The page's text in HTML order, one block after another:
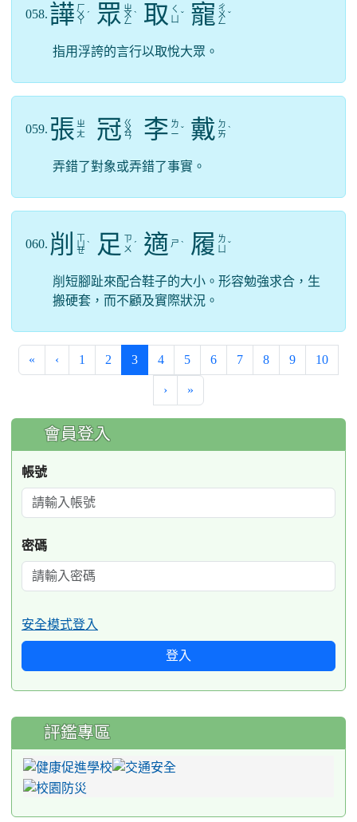
058. 譁 ㄏ
ㄨ
ㄚ
ˊ 眾 ㄓ
ㄨ
ㄥ
ˋ 取 ㄑ
ˇ 寵 ㄔ
ㄨ
ㄥ
ˇ
指用浮誇的言行以取悅大眾。
059. 張 ㄓ
ㄤ
冠 ㄍ
ㄨ
ㄢ 李 ㄌ
ㄧ ˇ 戴 ㄉ
ㄞ ˋ
弄錯了對象或弄錯了事實。
060. 削 ㄩ
ㄝ
ˋ 足
ㄗ
ㄨ ˊ 適 ㄕ ˋ 履 ㄌ
ˇ
削短腳趾來配合鞋子的大小。形容勉強求合，生
搬硬套，而不顧及實際狀況。
« ‹ 1 2 3(current)
4 5 6 7 8 9 10
› »
:::
會員登入
帳號
密碼
安全模式登入
登入
評鑑專區